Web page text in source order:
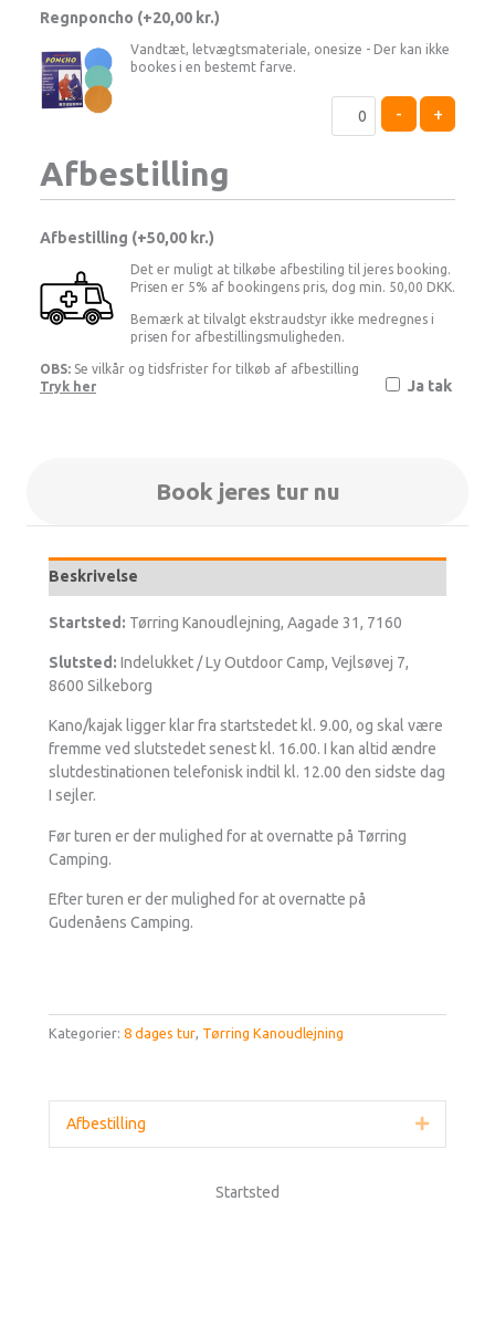
Beskrivelse
Startsted: Tørring Kanoudlejning, Aagade 31, 7160
Slutsted: Indelukket / Ly Outdoor Camp, Vejlsøvej 7,
8600 Silkeborg
Kano/kajak ligger klar fra startstedet kl. 9.00, og skal være
fremme ved slutstedet senest kl. 16.00. I kan altid ændre
slutdestinationen telefonisk indtil kl. 12.00 den sidste dag
I sejler.
Før turen er der mulighed for at overnatte på Tørring
Camping.
Efter turen er der mulighed for at overnatte på
Gudenåens Camping.
Kategorier: 8 dages tur, Tørring Kanoudlejning
Afbestilling Udvid
Startsted
Regnponcho (+20,00 kr.)
Vandtæt, letvægtsmateriale, onesize - Der kan ikke
bookes i en bestemt farve.
- +
Afbestilling
Afbestilling ( 50,00 kr.)
Det er muligt at tilkøbe afbestiling til jeres booking.
Prisen er 5% af bookingens pris, dog min. 50,00 DKK.
Bemærk at tilvalgt ekstraudstyr ikke medregnes i
prisen for afbestillingsmuligheden.
OBS: Se vilkår og tidsfrister for tilkøb af afbestilling
Tryk her
Ja tak
Book jeres tur nu